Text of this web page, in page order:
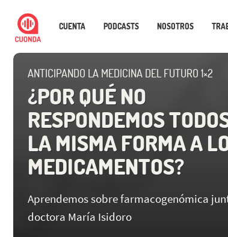
CUENTA PODCASTS NOSOTROS
ANTICIPANDO LA MEDICINA DEL FUTURO 1×2
¿POR QUÉ NO
RESPONDEMOS
LA MISMA FORMA A
MEDICAMENTOS?
Aprendemos sobre farmacogenómica
doctora María Isidoro